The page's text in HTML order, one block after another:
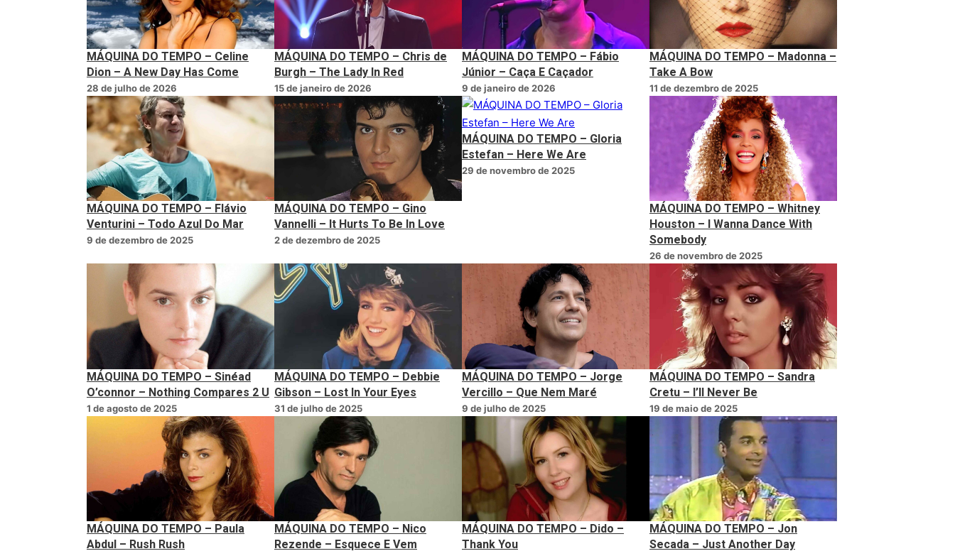
MÁQUINA DO TEMPO – Celine
Dion – A New Day Has Come
28 de julho de 2026
MÁQUINA DO TEMPO – Chris de
Burgh – The Lady In Red
15 de janeiro de 2026
MÁQUINA DO TEMPO – Fábio
Júnior – Caça E Caçador
9 de janeiro de 2026
MÁQUINA DO TEMPO – Madonna –
Take A Bow
11 de dezembro de 2025
MÁQUINA DO TEMPO – Flávio
Venturini – Todo Azul Do Mar
9 de dezembro de 2025
MÁQUINA DO TEMPO – Gino
Vannelli – It Hurts To Be In Love
2 de dezembro de 2025
MÁQUINA DO TEMPO – Gloria
Estefan – Here We Are
29 de novembro de 2025
MÁQUINA DO TEMPO – Whitney
Houston – I Wanna Dance With
Somebody
26 de novembro de 2025
MÁQUINA DO TEMPO – Sinéad
O’connor – Nothing Compares 2 U
1 de agosto de 2025
MÁQUINA DO TEMPO – Debbie
Gibson – Lost In Your Eyes
31 de julho de 2025
MÁQUINA DO TEMPO – Jorge
Vercillo – Que Nem Maré
9 de julho de 2025
MÁQUINA DO TEMPO – Sandra
Cretu – I’ll Never Be
19 de maio de 2025
MÁQUINA DO TEMPO – Paula
Abdul – Rush Rush
MÁQUINA DO TEMPO – Nico
Rezende – Esquece E Vem
MÁQUINA DO TEMPO – Dido –
Thank You
MÁQUINA DO TEMPO – Jon
Secada – Just Another Day